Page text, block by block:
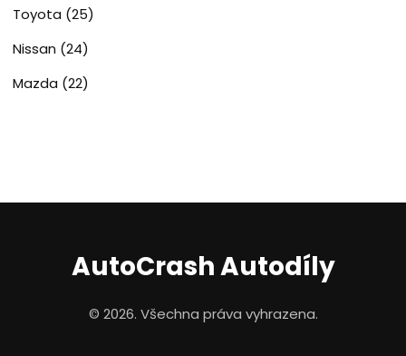
Toyota (25)
Nissan (24)
Mazda (22)
AutoCrash Autodíly
© 2026. Všechna práva vyhrazena.